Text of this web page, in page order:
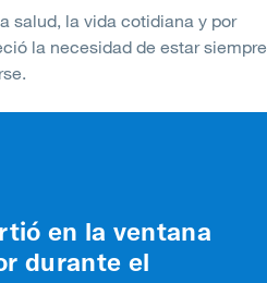
salud, la vida cotidiana y por
la necesidad de estar siempre
en la ventana
durante el